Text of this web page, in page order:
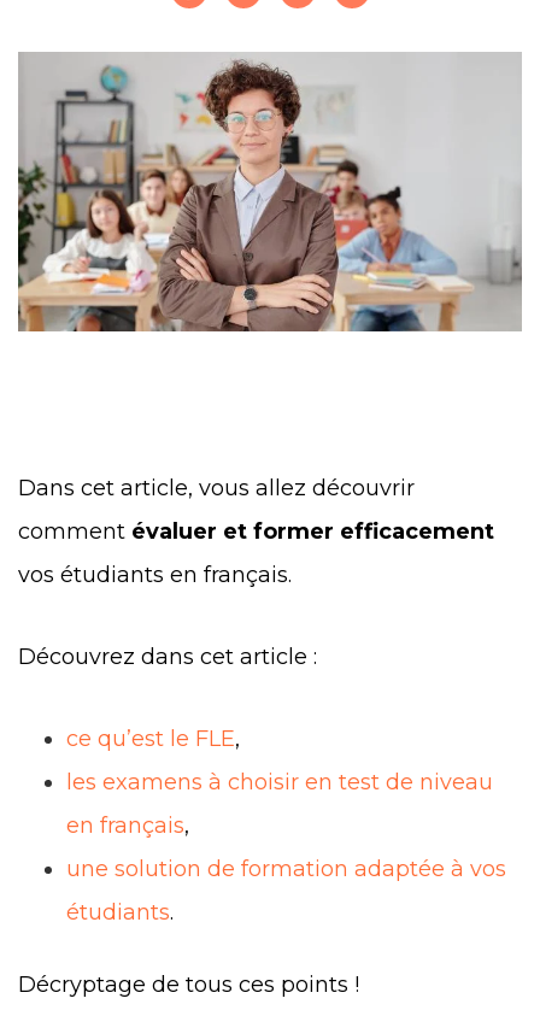
Dans cet article, vous allez découvrir
comment évaluer et former efficacement
vos étudiants en français.
Découvrez dans cet article :
ce qu’est le FLE,
les examens à choisir en test de niveau
en français,
une solution de formation adaptée à vos
étudiants.
Décryptage de tous ces points !